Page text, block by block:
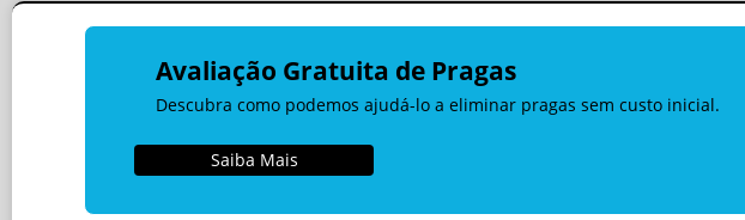
Avaliação Gratuita de Pragas
Descubra como podemos ajudá-lo a eliminar pragas sem custo inicial.
Saiba Mais